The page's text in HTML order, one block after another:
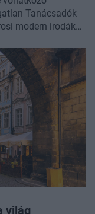
Tanácsadók
modern irodák
a Dürer I-II
a budapesti
világ